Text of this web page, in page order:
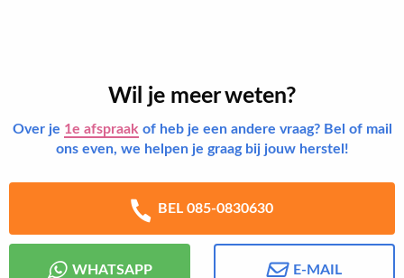
Wil je meer weten?
Over je 1e afspraak of heb je een andere vraag? Bel of mail
ons even, we helpen je graag bij jouw herstel!
BEL 085-0830630
WHATSAPP E-MAIL